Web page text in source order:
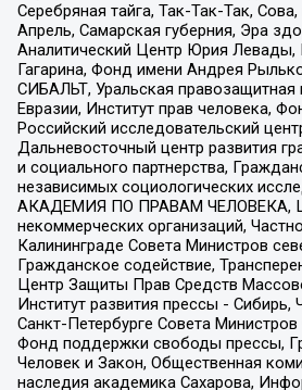
Серебряная тайга, Так-Так-Так,
Апрель, Самарская губерния, Эра
Аналитический Центр Юрия Левады,
Гагарина, Фонд имени Андрея
СИБАЛЬТ, Уральская
Евразии, Институт прав человека,
Российский исследовательский
Дальневосточный центр развития
и социального партнерства,
независимых социологических
АКАДЕМИЯ ПО ПРАВАМ ЧЕЛОВЕКА,
некоммерческих организаций,
Калининграде Совета Министров
Гражданское содействие,
Центр Защиты Прав Средств
Институт развития прессы - Сибирь,
Санкт-Петербурге Совета
Фонд поддержки свободы прессы,
Человек и Закон, Общественная
наследия академика Сахарова,